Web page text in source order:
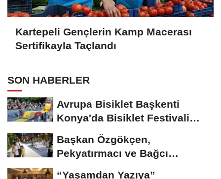
Kartepeli Gençlerin Kamp Macerası
Sertifikayla Taçlandı
SON HABERLER
Avrupa Bisiklet Başkenti
Konya'da Bisiklet Festivali
Heyecanı Başladı
Başkan Özgökçen,
Pekyatırmacı ve Bağcı
“Yaşamdan Yazıya”